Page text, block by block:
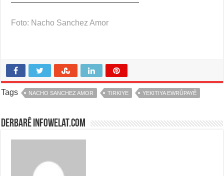
————————————————
Foto: Nacho Sanchez Amor
Tags NACHO SANCHEZ AMOR TIRKIYE YEKITIYA EWRÛPAYÊ
Derbarê infowelat.com